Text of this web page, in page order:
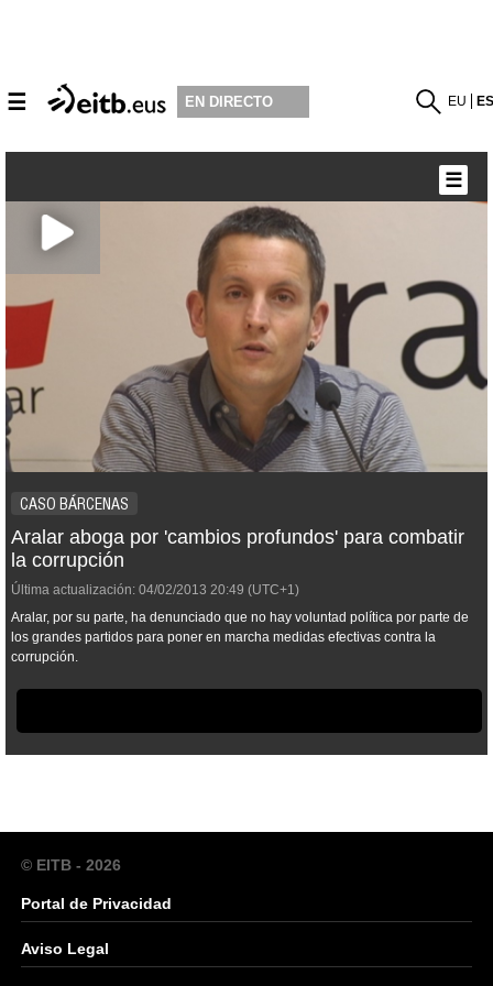
☰ EN DIRECTO EU
CASO BÁRCENAS
Aralar aboga por 'cambios profundos' para combatir
la corrupción
Última actualización: 04/02/2013 20:49 (UTC+1)
Aralar, por su parte, ha denunciado que no hay voluntad política por parte de
los grandes partidos para poner en marcha medidas efectivas contra la
corrupción.
☰
© EITB - 2026
Portal de Privacidad
Aviso Legal